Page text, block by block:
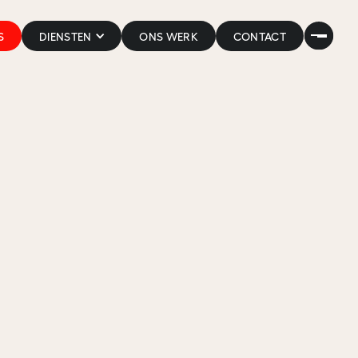
DIENSTEN ONS WERK CONTACT